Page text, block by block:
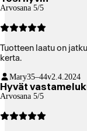
Arvosana 5/5
Tuotteen laatu on
kerta.
Mary35–44v2.4.2024
Hyvät
Arvosana 5/5